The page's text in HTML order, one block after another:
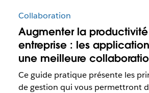
Collaboration
Augmenter la
entreprise : les
une meilleure
Ce guide pratique présente les
de gestion qui vous permettront